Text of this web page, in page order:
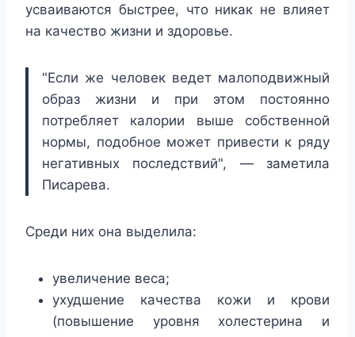
усваиваются быстрее, что никак не влияет
на качество жизни и здоровье.
"Если же человек ведет малоподвижный
образ жизни и при этом постоянно
потребляет калории выше собственной
нормы, подобное может привести к ряду
негативных последствий", — заметила
Писарева.
Среди них она выделила:
увеличение веса;
ухудшение качества кожи и крови
(повышение уровня холестерина и